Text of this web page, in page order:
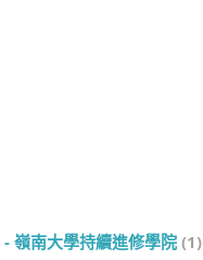
- 嶺南大學持續進修學院(1)